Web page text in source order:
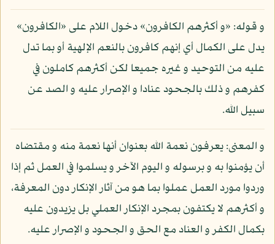
و قوله: «و أكثرهم الكافرون» دخول اللام على «الكافرون»
يدل على الكمال أي إنهم كافرون بالنعم الإلهية أو بما تدل
عليه من التوحيد و غيره جميعا لكن أكثرهم كاملون في
كفرهم و ذلك بالجحود عنادا و الإصرار عليه و الصد عن
سبيل الله.
و المعنى: يعرفون نعمة الله بعنوان أنها نعمة منه و مقتضاه
أن يؤمنوا به و برسوله و اليوم الآخر و يسلموا في العمل ثم إذا
وردوا مورد العمل عملوا بما هو من آثار الإنكار دون المعرفة،
و أكثرهم لا يكتفون بمجرد الإنكار العملي بل يزيدون عليه
بكمال الكفر و العناد مع الحق و الجحود و الإصرار عليه.